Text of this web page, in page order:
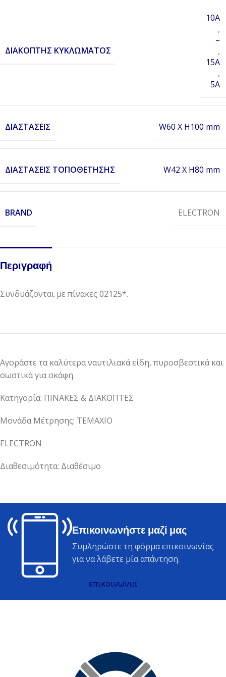
ΔΙΑΚΌΠΤΗΣ ΚΥΚΛΏΜΑΤΟΣ
10A
,
–
,
15A
,
5A
ΔΙΑΣΤΆΣΕΙΣ W60 X H100 mm
ΔΙΑΣΤΆΣΕΙΣ ΤΟΠΟΘΈΤΗΣΗΣ W42 X H80 mm
BRAND ELECTRON
Περιγραφή
Συνδυάζονται με πίνακες 02125*.
Αγοράστε τα καλύτερα ναυτιλιακά είδη, πυροσβεστικά και
σωστικά για σκάφη.
Κατηγορία: ΠΙΝΑΚΕΣ & ΔΙΑΚΟΠΤΕΣ
Μονάδα Μέτρησης: ΤΕΜΑΧΙΟ
ELECTRON
Διαθεσιμότητα: Διαθέσιμο
Επικοινωνήστε μαζί μας
Συμληρώστε τη φόρμα επικοινωνίας
για να λάβετε μία απάντηση.
επικοινωνια